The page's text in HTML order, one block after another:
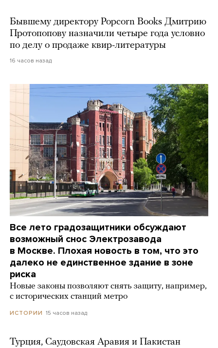
Бывшему директору Popcorn Books Дмитрию
Протопопову назначили четыре года условно
по делу о продаже квир-литературы
16 часов назад
Все лето градозащитники обсуждают
возможный снос Электрозавода
в Москве. Плохая новость в том, что это
далеко не единственное здание в зоне
риска
Новые законы позволяют снять защиту, например,
с исторических станций метро
ИСТОРИИ 15 часов назад
Турция, Саудовская Аравия и Пакистан